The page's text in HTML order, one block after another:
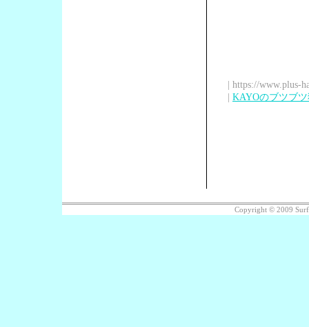
| https://www.plus-
| KAYOのブツブ
Copyright © 2009